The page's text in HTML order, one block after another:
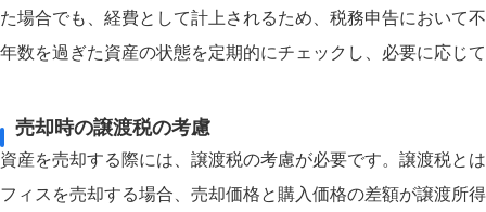
た場合でも、経費として計上されるため、税務申告において
年数を過ぎた資産の状態を定期的にチェックし、必要に応じ
売却時の譲渡税の考慮
資産を売却する際には、譲渡税の考慮が必要です。譲渡税と
フィスを売却する場合、売却価格と購入価格の差額が譲渡所